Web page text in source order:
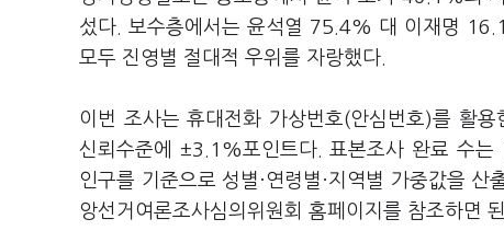
섰다. 보수층에서는 윤석열 75.4% 대 이재명
모두 진영별 절대적 우위를 자랑했다.
이번 조사는 휴대전화 가상번호(안심번호)를 활
신뢰수준에 ±3.1%포인트다. 표본조사 완료 수
인구를 기준으로 성별·연령별·지역별 가중값을
앙선거여론조사심의위원회 홈페이지를 참조하면